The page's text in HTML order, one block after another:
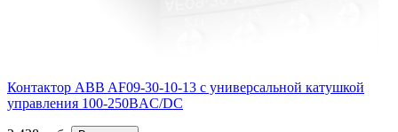
Контактор ABB AF09-30-10-13 с универсальной катушкой
управления 100-250BAC/DC